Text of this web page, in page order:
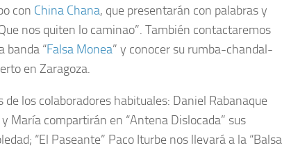
con China Chana, que presentarán con palabras y
nos quiten lo caminao”. También contactaremos
banda “Falsa Monea” y conocer su rumba-chandal-
en Zaragoza.
los colaboradores habituales: Daniel Rabanaque
María compartirán en “Antena Dislocada” sus
“El Paseante” Paco Iturbe nos llevará a la “Balsa